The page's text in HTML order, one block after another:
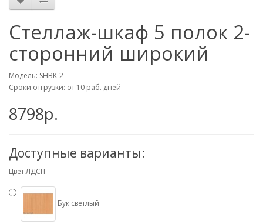
Стеллаж-шкаф 5 полок 2-
сторонний широкий
Модель: SHBK-2
Сроки отгрузки: от 10 раб. дней
8798р.
Доступные варианты:
Цвет ЛДСП
Бук светлый